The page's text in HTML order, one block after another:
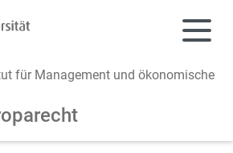
für Management und ökonomische